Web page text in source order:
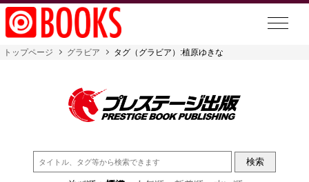
トップページ グラビア タグ（グラビア）:植原ゆきな
検
索: